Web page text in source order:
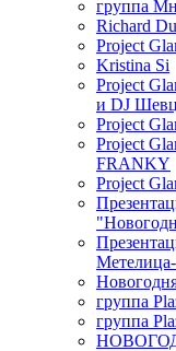
группа
Richard
Project
Kristina Si
Project
и DJ
Project
Project
FRANKY
Project
группа
группа